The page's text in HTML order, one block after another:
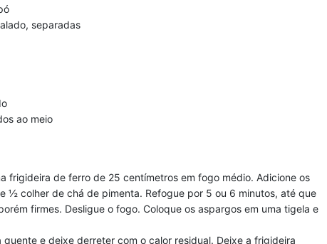
separadas
ao meio
frigideira de ferro de 25 centímetros em fogo médio. Adicione os
½ colher de chá de pimenta. Refogue por 5 ou 6 minutos, até que
firmes. Desligue o fogo. Coloque os aspargos em uma tigela e
e deixe derreter com o calor residual. Deixe a frigideira